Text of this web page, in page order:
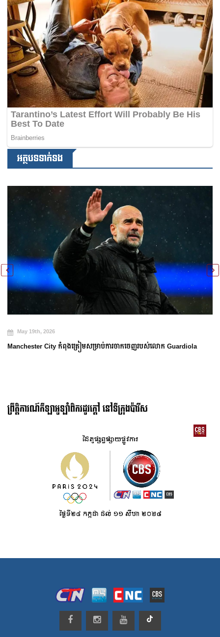
អត្ថបទទាក់ទង
May 19th, 2026
Manchester City កំពុងត្រៀមសម្រាប់ការចាកចេញរបស់លោក Guardiola
ព្រឹត្តិការណ៍កីឡាអូឡាំពិករដូវក្ដៅ នៅទីក្រុងប៉ារីស